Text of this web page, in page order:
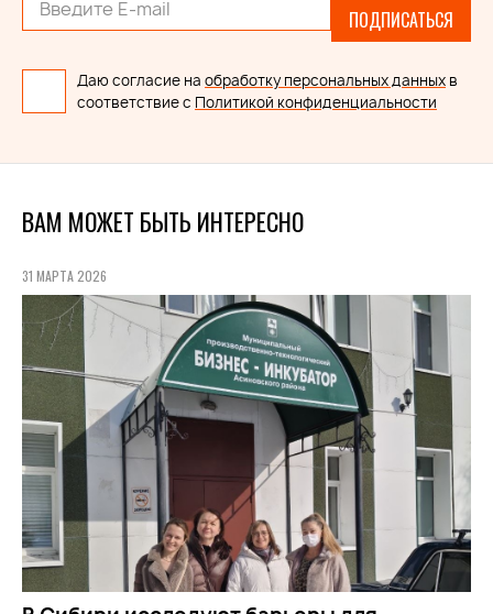
ПОДПИСАТЬСЯ
Даю согласие на обработку персональных данных в
соответствие с Политикой конфиденциальности
ВАМ МОЖЕТ БЫТЬ ИНТЕРЕСНО
31 МАРТА 2026